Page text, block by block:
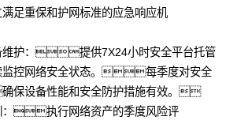
足重保和护网标准的应急响应机
维护：提供7X24小时安全平台托管
控网络安全状态。每季度对安全
保设备性能和安全防护措施有效。
：执行网络资产的季度风险评